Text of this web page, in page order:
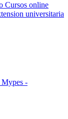
Cursos online
universitaria
Mypes -